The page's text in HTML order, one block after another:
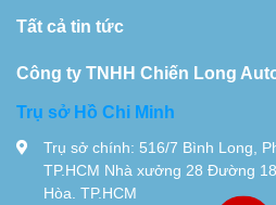
Tất cả tin tức
Công ty TNHH Chiến Long
Trụ sở Hồ Chi Minh
Trụ sở chính: 516/7 Bình Long,
TP.HCM Nhà xưởng 28 Đường
Hòa. TP.HCM